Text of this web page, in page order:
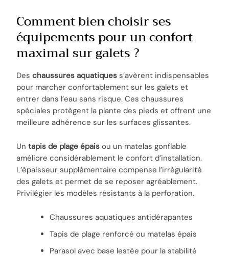
Comment bien choisir ses
équipements pour un confort
maximal sur galets ?
Deschaussures aquatiques s’avèrent indispensables
pour marcher confortablement sur les galets et
entrer dans l’eau sans risque. Ces chaussures
spéciales protègent la plante des pieds et offrent une
meilleure adhérence sur les surfaces glissantes.
Untapis de plage épais ou un matelas gonflable
améliore considérablement le confort d’installation.
L’épaisseur supplémentaire compense l’irrégularité
des galets et permet de se reposer agréablement.
Privilégier les modèles résistants à la perforation.
Chaussures aquatiques antidérapantes
Tapis de plage renforcé ou matelas épais
Parasol avec base lestée pour la stabilité